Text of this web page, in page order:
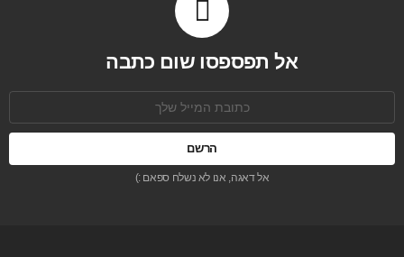
אל תפספסו שום כתבה
אל דאגה, אנו לא נשלח ספאם :)